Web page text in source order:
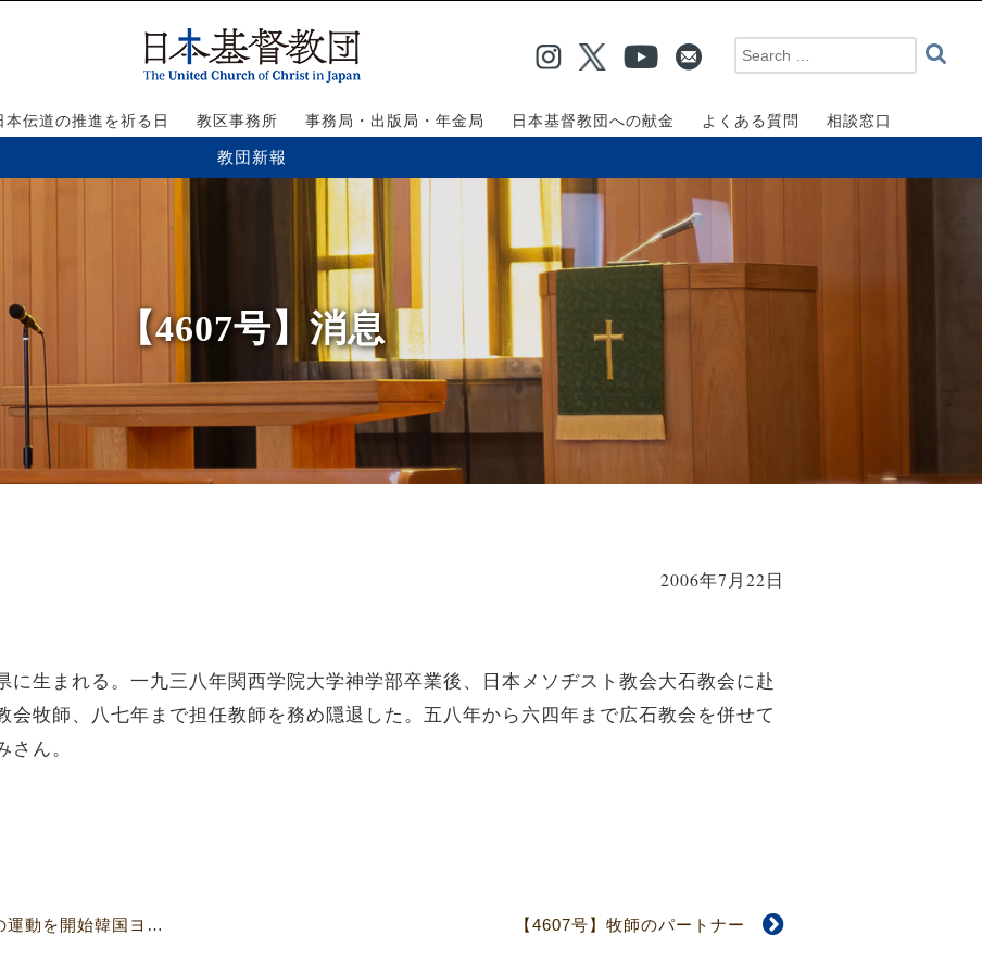
本伝道の推進を祈る日 教区事務所 事務局・出版局・年金局 日本基督教団への献金 よくある質問 相談窓口
教団新報
【4607号】消息
2006年7月22日
に生まれる。一九三八年関西学院大学神学部卒業後、日本メソヂスト教会大石教会に赴
会牧師、八七年まで担任教師を務め隠退した。五八年から六四年まで広石教会を併せて
さん。
【4607号】統一協会浸透阻止の運動を開始韓国ヨス市教会連合 統一原理問題全国連絡会 【4607号】牧師のパートナー